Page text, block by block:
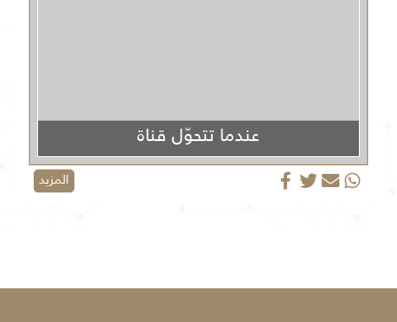
عندما تتحوّل قناة
الجزيرة من منبر إعلامي إلى منصة دعائية
المزيد